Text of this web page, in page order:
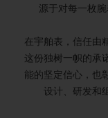
源于对每一枚
在宇舶表，信任由
这份独树一帜的承
能的坚定信心，也
设计、研发和